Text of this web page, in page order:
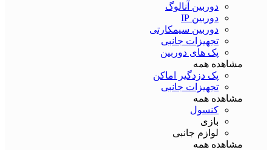
دوربین آنالوگ
دوربین IP
دوربین سیمکارتی
تجهیزات جانبی
پک های دوربین
مشاهده همه
پک دزدگیر اماکن
تجهیزات جانبی
مشاهده همه
کنسول
بازی
لوازم جانبی
مشاهده همه